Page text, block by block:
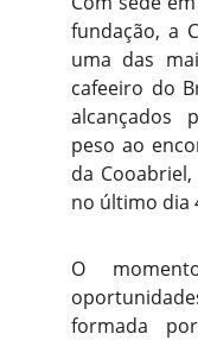
fundação, a
uma das
cafeeiro do
alcançados
peso ao
da
no último dia
O
formada